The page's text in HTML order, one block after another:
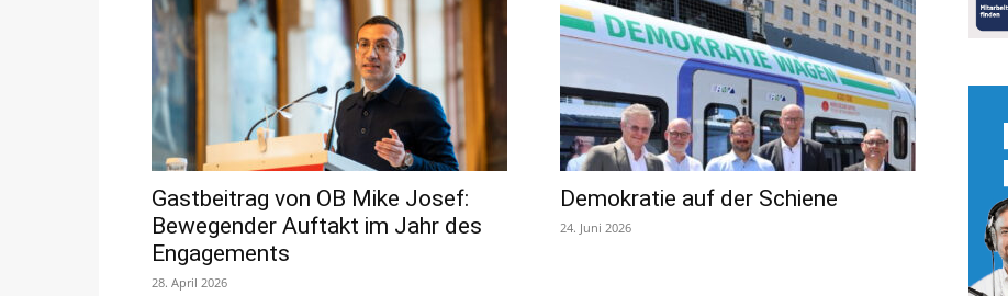
Gastbeitrag von OB Mike Josef:
Bewegender Auftakt im Jahr des
Engagements
28. April 2026
Demokratie auf der Schiene
24. Juni 2026